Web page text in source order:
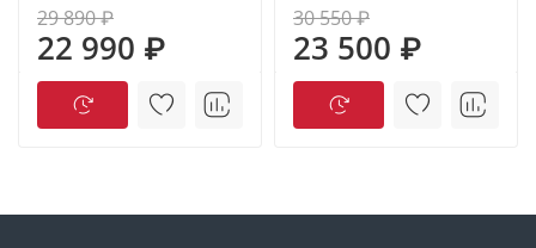
• продолжительное горение (период работы на
одной загрузки увеличивается до 70%);
• экономия топлива;
• управление основным насосом ЦО (снижение
29 890 ₽
22 990 ₽
30 550 ₽
23 500 ₽